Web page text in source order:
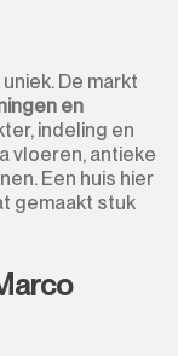
De markt
en
indeling en
vloeren, antieke
Een huis hier
gemaakt stuk